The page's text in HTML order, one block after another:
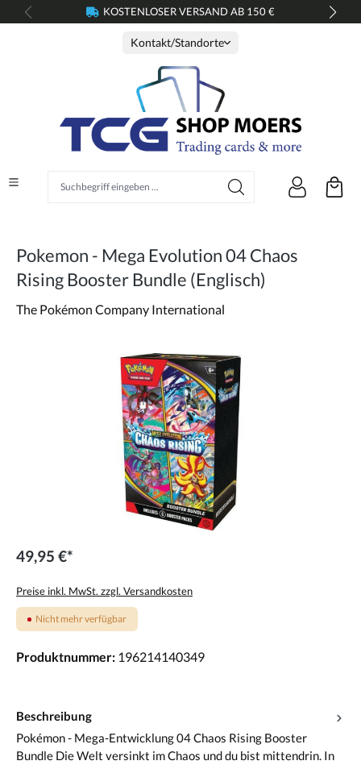
springen KOSTENLOSER VERSAND AB 150 €
Kontakt/Standorte
Pokemon - Mega Evolution 04 Chaos
Rising Booster Bundle (Englisch)
The Pokémon Company International
Bildergalerie überspringen
49,95 €*
Preise inkl. MwSt. zzgl. Versandkosten
Nicht mehr verfügbar
Produktnummer: 196214140349
Beschreibung
Pokémon - Mega-Entwicklung 04 Chaos Rising Booster
Bundle Die Welt versinkt im Chaos und du bist mittendrin. In